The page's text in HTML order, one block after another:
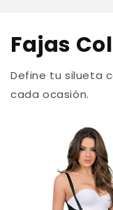
Fajas
Define tu silueta
cada ocasión.